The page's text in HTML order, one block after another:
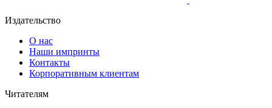
Издательство
О нас
Наши импринты
Контакты
Корпоративным клиентам
Читателям